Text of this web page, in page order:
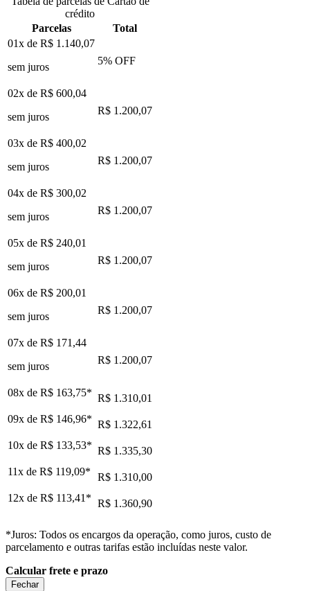
crédito
Parcelas
Total
01x de R$ 1.140,07
sem juros
5% OFF
02x de R$ 600,04
sem juros
R$ 1.200,07
03x de R$ 400,02
sem juros
R$ 1.200,07
04x de R$ 300,02
sem juros
R$ 1.200,07
05x de R$ 240,01
sem juros
R$ 1.200,07
06x de R$ 200,01
sem juros
R$ 1.200,07
07x de R$ 171,44
sem juros
R$ 1.200,07
08x de R$ 163,75* R$ 1.310,01
09x de R$ 146,96* R$ 1.322,61
10x de R$ 133,53* R$ 1.335,30
11x de R$ 119,09*
R$ 1.310,00
12x de R$ 113,41* R$ 1.360,90
*Juros: Todos os encargos da operação, como juros, custo de
parcelamento e outras tarifas estão incluídas neste valor.
Calcular frete e prazo
Fechar